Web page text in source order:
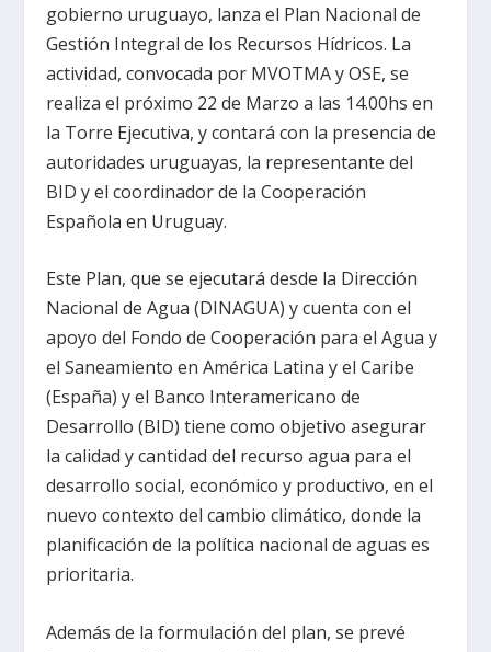
gobierno uruguayo, lanza el Plan Nacional de
Gestión Integral de los Recursos Hídricos. La
actividad, convocada por MVOTMA y OSE, se
realiza el próximo 22 de Marzo a las 14.00hs en
la Torre Ejecutiva, y contará con la presencia de
autoridades uruguayas, la representante del
BID y el coordinador de la Cooperación
Española en Uruguay.
Este Plan, que se ejecutará desde la Dirección
Nacional de Agua (DINAGUA) y cuenta con el
apoyo del Fondo de Cooperación para el Agua y
el Saneamiento en América Latina y el Caribe
(España) y el Banco Interamericano de
Desarrollo (BID) tiene como objetivo asegurar
la calidad y cantidad del recurso agua para el
desarrollo social, económico y productivo, en el
nuevo contexto del cambio climático, donde la
planificación de la política nacional de aguas es
prioritaria.
Además de la formulación del plan, se prevé